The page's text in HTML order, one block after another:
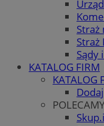
Straż
Straż
Sądy
KATALOG FIRM
KATALOG
POLECAMY